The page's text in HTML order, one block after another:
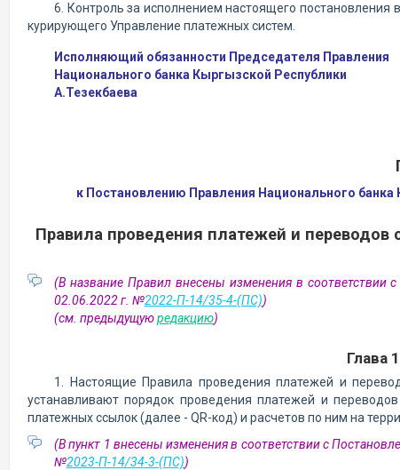
6. Контроль за исполнением настоящего
курирующего Управление платежных систем.
Исполняющий обязанности Председателя Правления
Национального банка Кыргызской Республики
А.Тезекбаева
к Постановлению Правления Национального
Правила проведения платежей и
(В название Правил внесены изменения в соответствии
02.06.2022 г. №2022-П-14/35-4-(ПС))
(см. предыдущуюредакцию)
Глава
1. Настоящие Правила проведения платежей и
устанавливают порядок проведения платежей и
платежных ссылок (далее - QR-код) и расчетов по ним на
(В пункт 1 внесены изменения в соответствии с
№2023-П-14/34-3-(ПС))